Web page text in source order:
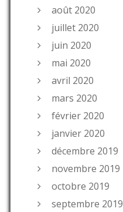
août 2020
juillet 2020
juin 2020
mai 2020
avril 2020
mars 2020
février 2020
janvier 2020
décembre 2019
novembre 2019
octobre 2019
septembre 2019